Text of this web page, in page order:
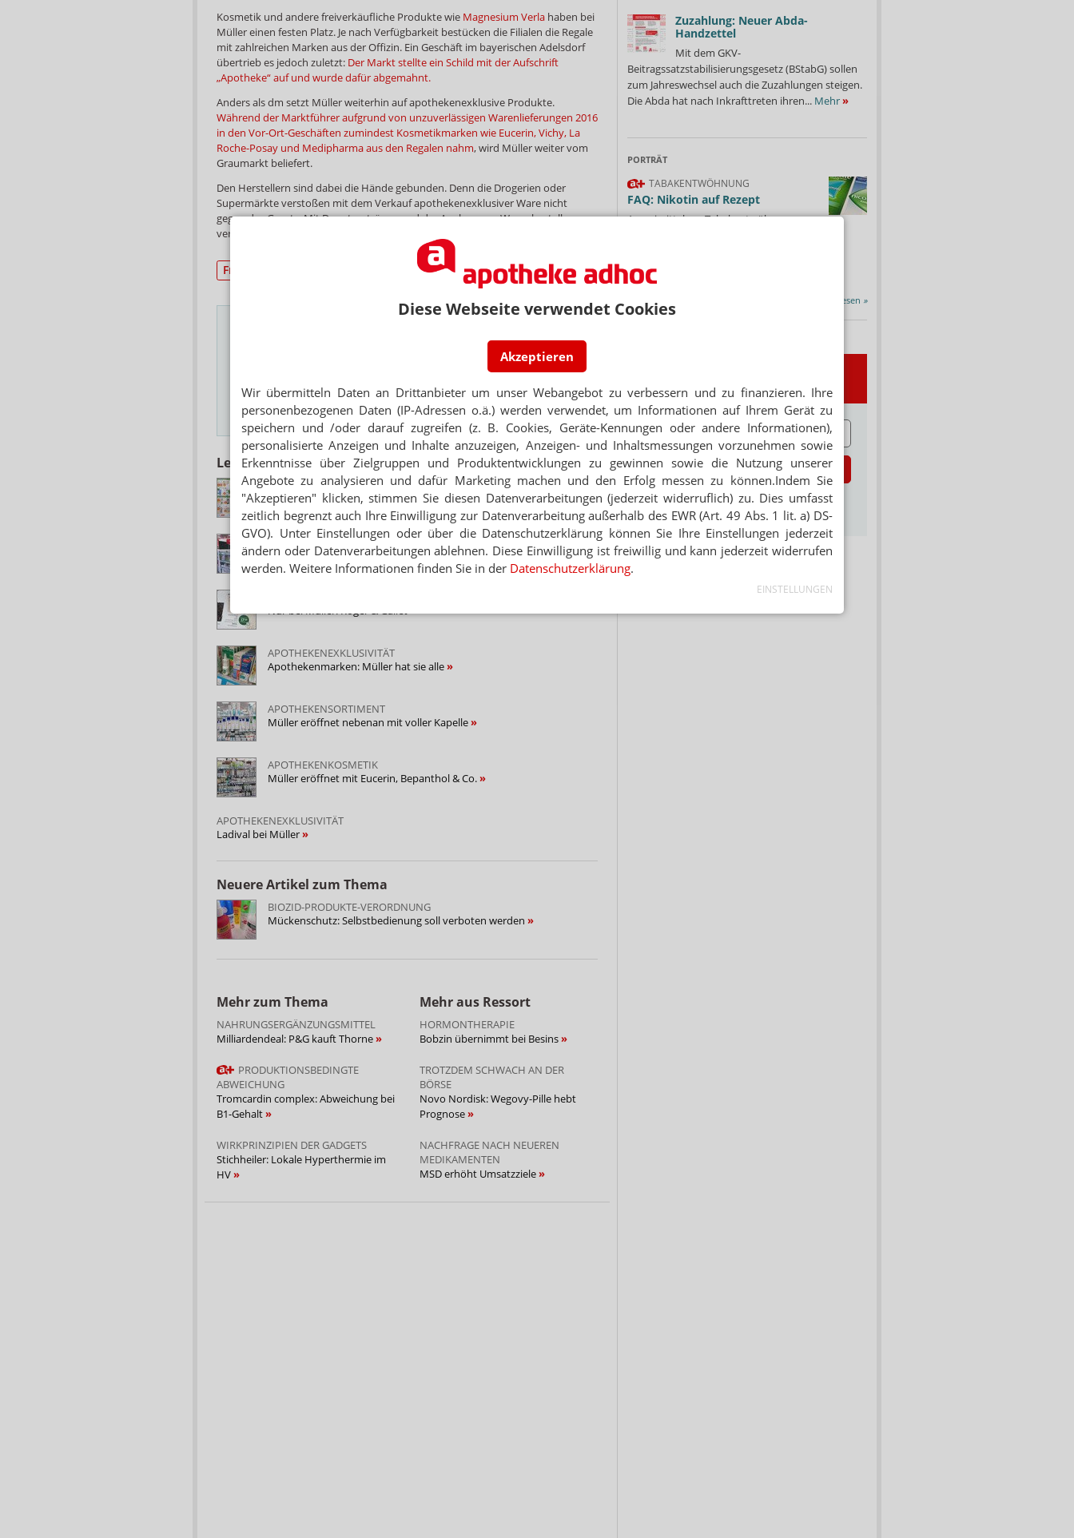
Diese Webseite verwendet Cookies
Akzeptieren
Wir übermitteln Daten an Drittanbieter um unser Webangebot zu verbessern und zu finanzieren. Ihre
personenbezogenen Daten (IP-Adressen o.ä.) werden verwendet, um Informationen auf Ihrem Gerät zu
speichern und /oder darauf zugreifen (z. B. Cookies, Geräte-Kennungen oder andere Informationen),
personalisierte Anzeigen und Inhalte anzuzeigen, Anzeigen- und Inhaltsmessungen vorzunehmen sowie
Erkenntnisse über Zielgruppen und Produktentwicklungen zu gewinnen sowie die Nutzung unserer
Angebote zu analysieren und dafür Marketing machen und den Erfolg messen zu können.Indem Sie
"Akzeptieren" klicken, stimmen Sie diesen Datenverarbeitungen (jederzeit widerruflich) zu. Dies umfasst
zeitlich begrenzt auch Ihre Einwilligung zur Datenverarbeitung außerhalb des EWR (Art. 49 Abs. 1 lit. a) DS-
GVO). Unter Einstellungen oder über die Datenschutzerklärung können Sie Ihre Einstellungen jederzeit
ändern oder Datenverarbeitungen ablehnen. Diese Einwilligung ist freiwillig und kann jederzeit widerrufen
werden. Weitere Informationen finden Sie in der Datenschutzerklärung.
EINSTELLUNGEN
Kosmetik und andere freiverkäufliche Produkte wie Magnesium Verla haben bei
Müller einen festen Platz. Je nach Verfügbarkeit bestücken die Filialen die Regale
mit zahlreichen Marken aus der Offizin. Ein Geschäft im bayerischen Adelsdorf
übertrieb es jedoch zuletzt: Der Markt stellte ein Schild mit der Aufschrift
„Apotheke“ auf und wurde dafür abgemahnt.
Anders als dm setzt Müller weiterhin auf apothekenexklusive Produkte.
Während der Marktführer aufgrund von unzuverlässigen Warenlieferungen 2016
in den Vor-Ort-Geschäften zumindest Kosmetikmarken wie Eucerin, Vichy, La
Roche-Posay und Medipharma aus den Regalen nahm, wird Müller weiter vom
Graumarkt beliefert.
Den Herstellern sind dabei die Hände gebunden. Denn die Drogerien oder
Supermärkte verstoßen mit dem Verkauf apothekenexklusiver Ware nicht
gegen das Gesetz. Mit Depotverträgen und der Analyse von Warenbestellungen
versuchen Unternehmen den Graumarkthändlern auf die Spur zu kommen.
Freiwahl
Das Wichtigste des Tages direkt in Ihr Postfach. Kostenlos!
Jetzt
Hinweis zum Newsletter & Datenschutz
Lesen Sie auch
DROGERIE
Müller verramscht Magnesium Verla
DROGERIEKETTEN
Müller bezeichnet Kosmetikregal als Apotheke
Nur bei Müller: Roger & Gallet
APOTHEKENEXKLUSIVITÄT
Apothekenmarken: Müller hat sie alle
APOTHEKENSORTIMENT
Müller eröffnet nebenan mit voller Kapelle
APOTHEKENKOSMETIK
Müller eröffnet mit Eucerin, Bepanthol & Co.
APOTHEKENEXKLUSIVITÄT
Ladival bei Müller
Neuere Artikel zum Thema
BIOZID-PRODUKTE-VERORDNUNG
Mückenschutz: Selbstbedienung soll verboten werden
Mehr zum Thema
NAHRUNGSERGÄNZUNGSMITTEL
Milliardendeal: P&G kauft Thorne
PRODUKTIONSBEDINGTE
ABWEICHUNG
Tromcardin complex: Abweichung bei
B1-Gehalt
WIRKPRINZIPIEN DER GADGETS
Stichheiler: Lokale Hyperthermie im
HV
Mehr aus Ressort
HORMONTHERAPIE
Bobzin übernimmt bei Besins
TROTZDEM SCHWACH AN DER
BÖRSE
Novo Nordisk: Wegovy-Pille hebt
Prognose
NACHFRAGE NACH NEUEREN
MEDIKAMENTEN
MSD erhöht Umsatzziele
Zuzahlung: Neuer Abda-
Handzettel
Mit dem GKV-
Beitragssatzstabilisierungsgesetz (BStabG) sollen
zum Jahreswechsel auch die Zuzahlungen steigen.
Die Abda hat nach Inkrafttreten ihren... Mehr»
PORTRÄT
TABAKENTWÖHNUNG
FAQ: Nikotin auf Rezept
Arzneimittel zur Tabakentwöhnung
verschreibungspflichtige Präparate sowie...
Mehr»
Alle Porträts lesen »
Newsletter
E-MAIL ADRESSE
Jetzt abonnieren
Hinweis zum Newsletter &
Datenschutz